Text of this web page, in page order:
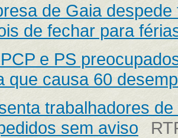
de Gaia
de fechar para
e PS
que causa 60
trabalhadores
sem aviso